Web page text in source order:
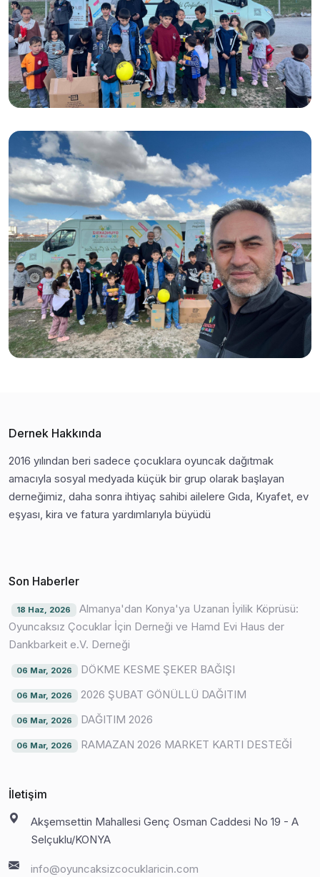
Dernek Hakkında
2016 yılından beri sadece çocuklara oyuncak dağıtmak
amacıyla sosyal medyada küçük bir grup olarak başlayan
derneğimiz, daha sonra ihtiyaç sahibi ailelere Gıda, Kıyafet, ev
eşyası, kira ve fatura yardımlarıyla büyüdü
Son Haberler
18 Haz, 2026
Almanya'dan Konya'ya Uzanan İyilik Köprüsü:
Oyuncaksız Çocuklar İçin Derneği ve Hamd Evi Haus der
Dankbarkeit e.V. Derneği
06 Mar, 2026 DÖKME KESME ŞEKER BAĞIŞI
06 Mar, 2026 2026 ŞUBAT GÖNÜLLÜ DAĞITIM
06 Mar, 2026 DAĞITIM 2026
06 Mar, 2026 RAMAZAN 2026 MARKET KARTI DESTEĞİ
İletişim
Akşemsettin Mahallesi Genç Osman Caddesi No 19 - A
Selçuklu/KONYA
info@oyuncaksizcocuklaricin.com